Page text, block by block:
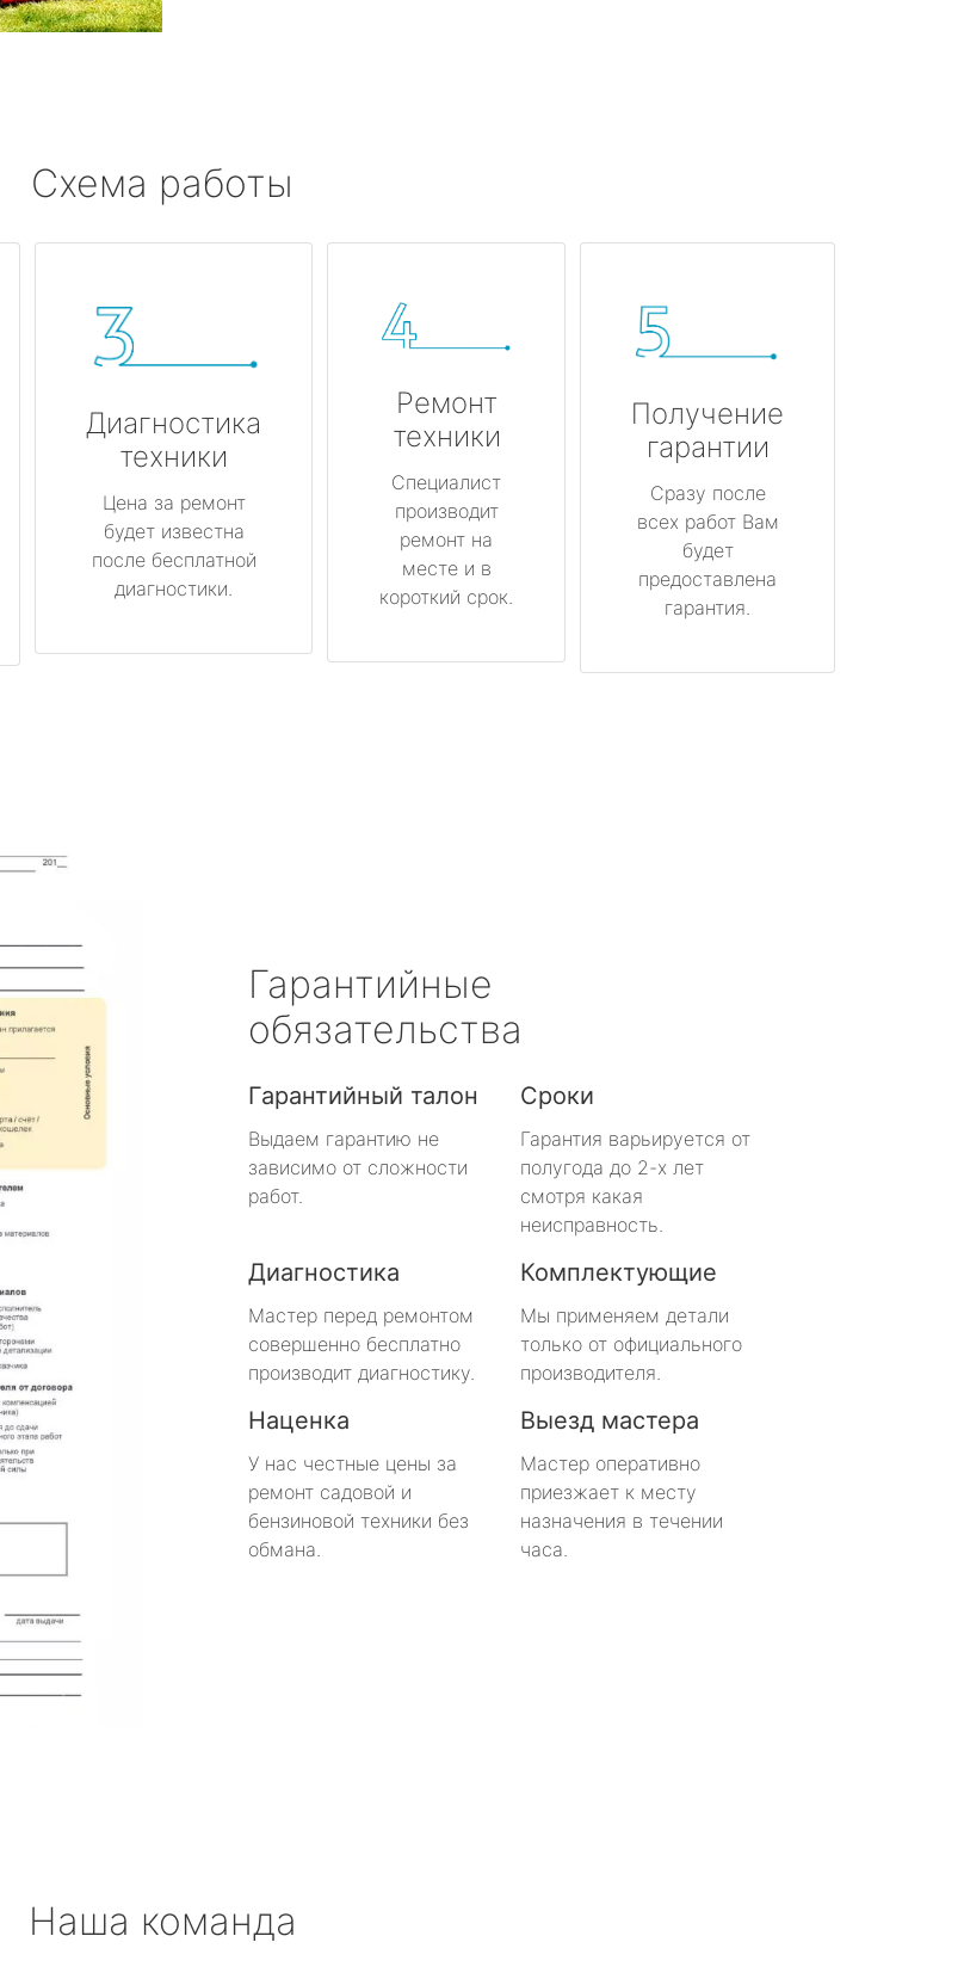
Схема работы
Диагностика
техники
Цена за ремонт
будет известна
после бесплатной
диагностики.
Ремонт
техники
Специалист
производит
ремонт на
месте и в
короткий срок.
Получение
гарантии
Сразу после
всех работ Вам
будет
предоставлена
гарантия.
Гарантийные
обязательства
Гарантийный талон
Выдаем гарантию не
зависимо от сложности
работ.
Сроки
Гарантия варьируется от
полугода до 2-х лет
смотря какая
неисправность.
Диагностика
Мастер перед ремонтом
совершенно бесплатно
производит диагностику.
Комплектующие
Мы применяем детали
только от официального
производителя.
Наценка
У нас честные цены за
ремонт садовой и
бензиновой техники без
обмана.
Выезд мастера
Мастер оперативно
приезжает к месту
назначения в течении
часа.
Наша команда